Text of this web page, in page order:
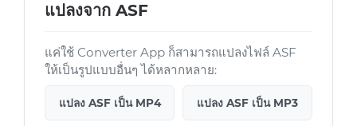
แปลงจาก ASF
แค่ใช้ Converter App ก็สามารถแปลงไฟล์ ASF
ให้เป็นรูปแบบอื่นๆ ได้หลากหลาย:
แปลง ASF เป็น MP4 แปลง ASF เป็น MP3